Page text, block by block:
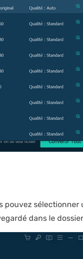
pouvez sélectionner
dans le